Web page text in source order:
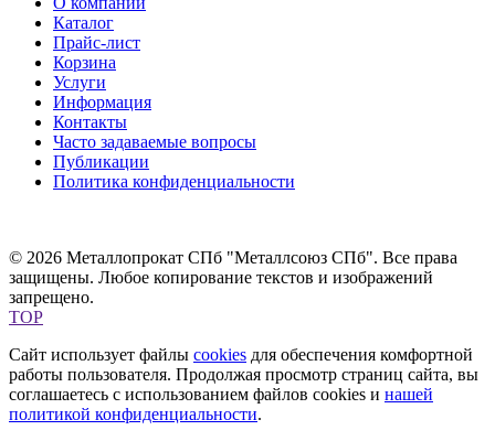
Каталог
Прайс-лист
Корзина
Услуги
Информация
Контакты
Часто задаваемые вопросы
Публикации
Политика конфиденциальности
© 2026 Металлопрокат СПб "Металлсоюз СПб". Все права
защищены. Любое копирование текстов и изображений
запрещено.
TOP
Сайт использует файлы cookies для обеспечения комфортной
работы пользователя. Продолжая просмотр страниц сайта, вы
соглашаетесь с использованием файлов cookies и нашей
политикой конфиденциальности.